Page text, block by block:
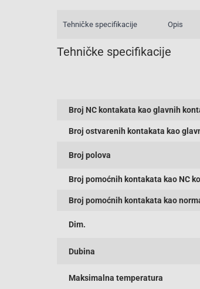
Tehničke specifikacije Opis
Tehničke specifikacije
Broj NC kontakata kao glavnih
Broj ostvarenih kontakata kao
Broj polova
Broj pomoćnih kontakata kao NC
Broj pomoćnih kontakata kao
Dim.
Dubina
Maksimalna temperatura